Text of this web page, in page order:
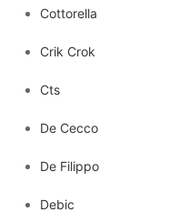
Cottorella
Crik Crok
Cts
De Cecco
De Filippo
Debic